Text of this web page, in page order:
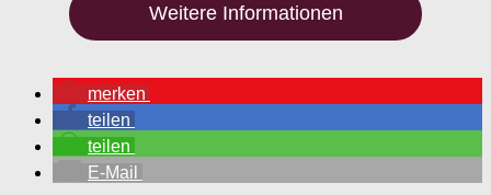
Weitere Informationen
merken
teilen
teilen
E-Mail